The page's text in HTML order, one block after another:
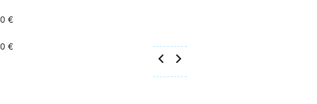
0 €
0 €